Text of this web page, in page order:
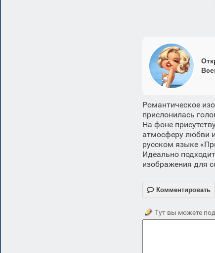
Романтическое
прислонилась
На фоне
атмосферу любви
русском языке
Идеально
изображения для
 Комментировать
Тут вы можете